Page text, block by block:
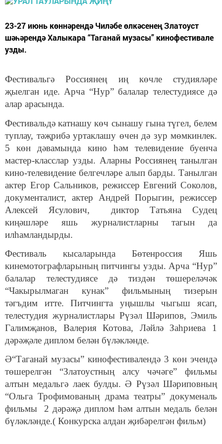
23-27 июнь көннәрендә Чиләбе өлкәсенең Златоуст
шәһәрендә Халыкара “Таганай музасы” кинофестивале
узды.
Фестивальгә Россиянең иң көчле студияләре
җыелган иде. Арча “Нур” балалар телестудиясе дә
алар арасында.
Фестивальдә катнашу көч сынашу гына түгел, белем
туплау, тәҗрибә уртаклашу өчен дә зур мөмкинлек.
5 көн дәвамында кино һәм телевидение буенча
мастер-класслар узды. Аларны Россиянең танылган
кино-телевидение белгечләре алып барды. Танылган
актер Егор Сальников, режиссер Евгений Соколов,
документалист, актер Андрей Порыгин, режиссер
Алексей Ясулович, диктор Татьяна Судец
киңәшләре яшь журналистларны тагын да
илһамландырды.
Фестиваль кысаларында Бөтенроссия Яшь
кинемотографларының питчингы узды. Арча “Нур”
балалар телестудиясе дә тиздән төшереләчәк
“Чакырылмаган кунак” фильмының тизерын
тәгъдим итте. Питчингта уңышлы чыгыш ясап,
телестудия журналистлары Рүзәл Шәрипов, Эмиль
Галимҗанов, Валерия Котова, Ләйлә Заһриева 1
дәрәҗәле диплом белән бүләкләнде.
Ә“Таганай музасы” кинофестивалендә 3 көн эчендә
төшерелгән “Златоустның алсу чәчәге” фильмы
алтын медальгә лаек булды. Ә Рүзәл Шәриповның
“Ольга Трофимованың драма театры” докуменаль
фильмы 2 дәрәҗә диплом һәм алтын медаль белән
бүләкләнде.( Конкурска алдан җибәрелгән фильм)